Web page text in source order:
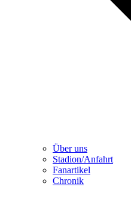
Über uns
Stadion/Anfahrt
Fanartikel
Chronik